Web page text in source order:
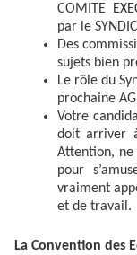
COMITE
par le
Des
sujets bien
Le rôle du
prochaine
Votre
doit arriver à
Attention, ne
pour
vraiment
et de travail.
La Convention des